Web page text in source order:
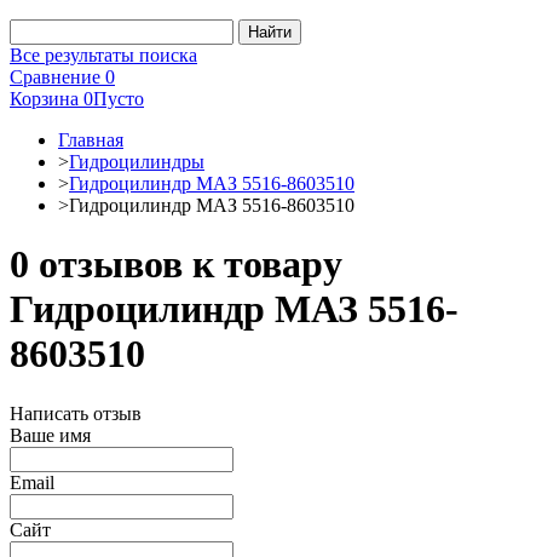
Все результаты поиска
Сравнение 0
Корзина 0Пусто
Главная
>Гидроцилиндры
>Гидроцилиндр МАЗ 5516-8603510
>Гидроцилиндр МАЗ 5516-8603510
0 отзывов к товару
Гидроцилиндр МАЗ 5516-
8603510
Написать отзыв
Ваше имя
Email
Сайт